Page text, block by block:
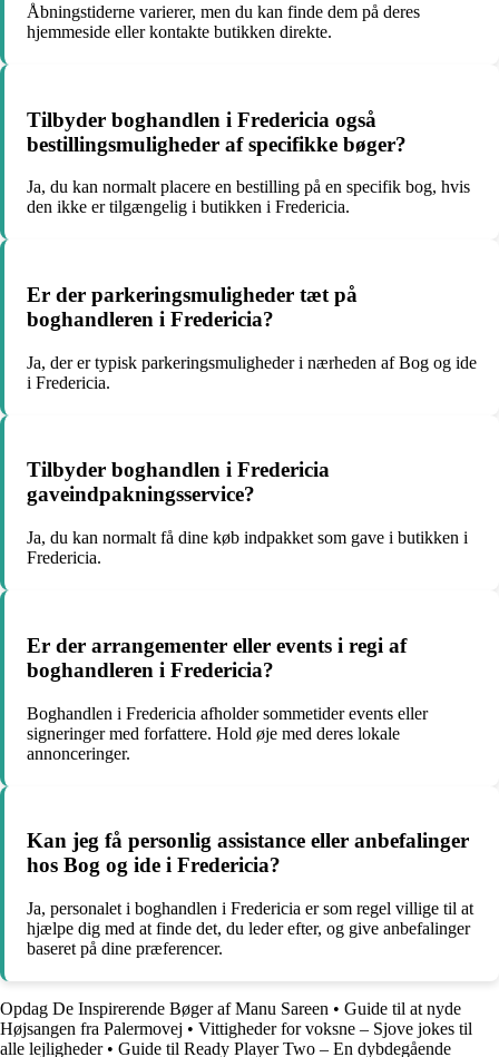
Åbningstiderne varierer, men du kan finde dem på deres
hjemmeside eller kontakte butikken direkte.
Tilbyder boghandlen i Fredericia også
bestillingsmuligheder af specifikke bøger?
Ja, du kan normalt placere en bestilling på en specifik bog, hvis
den ikke er tilgængelig i butikken i Fredericia.
Er der parkeringsmuligheder tæt på
boghandleren i Fredericia?
Ja, der er typisk parkeringsmuligheder i nærheden af Bog og ide
i Fredericia.
Tilbyder boghandlen i Fredericia
gaveindpakningsservice?
Ja, du kan normalt få dine køb indpakket som gave i butikken i
Fredericia.
Er der arrangementer eller events i regi af
boghandleren i Fredericia?
Boghandlen i Fredericia afholder sommetider events eller
signeringer med forfattere. Hold øje med deres lokale
annonceringer.
Kan jeg få personlig assistance eller anbefalinger
hos Bog og ide i Fredericia?
Ja, personalet i boghandlen i Fredericia er som regel villige til at
hjælpe dig med at finde det, du leder efter, og give anbefalinger
baseret på dine præferencer.
Opdag De Inspirerende Bøger af Manu Sareen • Guide til at nyde
Højsangen fra Palermovej • Vittigheder for voksne – Sjove jokes til
alle lejligheder• Guide til Ready Player Two – En dybdegående